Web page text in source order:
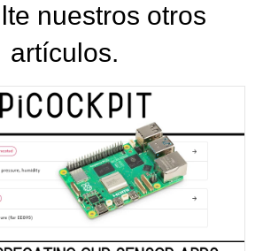
nuestros otros
artículos.